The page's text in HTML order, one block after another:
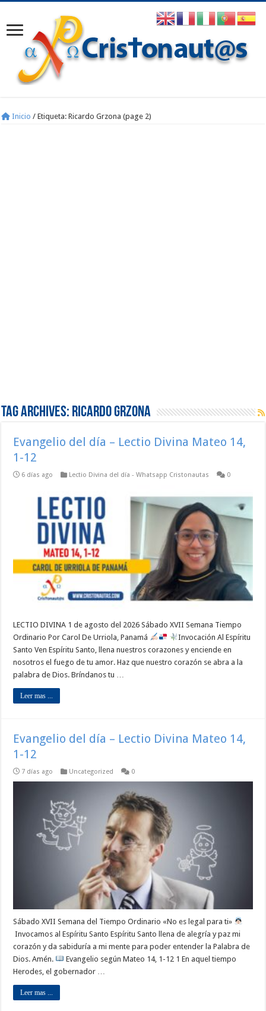
Inicio / Etiqueta:Ricardo Grzona (page 2)
Tag Archives: Ricardo Grzona
Evangelio del día – Lectio Divina Mateo 14,
1-12
6 días ago Lectio Divina del día - Whatsapp Cristonautas 0
LECTIO DIVINA 1 de agosto del 2026 Sábado XVII Semana Tiempo
Ordinario Por Carol De Urriola, Panamá
Invocación Al Espíritu
Santo Ven Espíritu Santo, llena nuestros corazones y enciende en
nosotros el fuego de tu amor. Haz que nuestro corazón se abra a la
palabra de Dios. Bríndanos tu …
Leer mas ...
Evangelio del día – Lectio Divina Mateo 14,
1-12
7 días ago Uncategorized 0
Sábado XVII Semana del Tiempo Ordinario «No es legal para ti»
Invocamos al Espíritu Santo Espíritu Santo llena de alegría y paz mi
corazón y da sabiduría a mi mente para poder entender la Palabra de
Dios. Amén.
Evangelio según Mateo 14, 1-12 1 En aquel tiempo
Herodes, el gobernador …
Leer mas ...